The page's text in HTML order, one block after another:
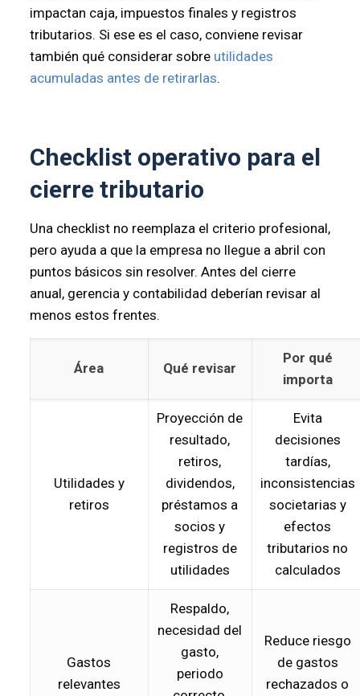
impactan caja, impuestos finales y registros
tributarios. Si ese es el caso, conviene revisar
también qué considerar sobre utilidades
acumuladas antes de retirarlas.
Checklist operativo para el
cierre tributario
Una checklist no reemplaza el criterio profesional,
pero ayuda a que la empresa no llegue a abril con
puntos básicos sin resolver. Antes del cierre
anual, gerencia y contabilidad deberían revisar al
menos estos frentes.
Área Qué revisar
Por qué
importa
Utilidades y
retiros
Proyección de
resultado,
retiros,
dividendos,
préstamos a
socios y
registros de
utilidades
Evita
decisiones
tardías,
inconsistencias
societarias y
efectos
tributarios no
calculados
Gastos
relevantes
Respaldo,
necesidad del
gasto,
periodo
Reduce riesgo
de gastos
rechazados o